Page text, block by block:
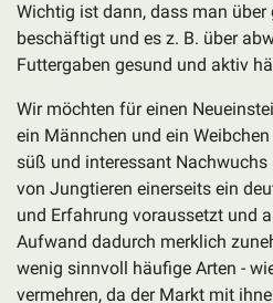
Wichtig ist dann, dass man über
beschäftigt und es z. B. über
Futtergaben gesund und aktiv
Wir möchten für einen
ein Männchen und ein
süß und interessant
von Jungtieren einerseits ein
und Erfahrung voraussetzt und
Aufwand dadurch merklich
wenig sinnvoll häufige Arten -
vermehren, da der Markt mit